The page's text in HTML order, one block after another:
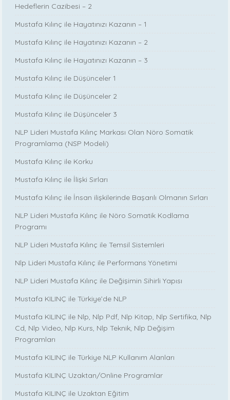
Hedeflerin Cazibesi – 2
Mustafa Kılınç ile Hayatınızı Kazanın – 1
Mustafa Kılınç ile Hayatınızı Kazanın – 2
Mustafa Kılınç ile Hayatınızı Kazanın – 3
Mustafa Kılınç ile Düşünceler 1
Mustafa Kılınç ile Düşünceler 2
Mustafa Kılınç ile Düşünceler 3
NLP Lideri Mustafa Kılınç Markası Olan Nöro Somatik
Programlama (NSP Modeli)
Mustafa Kılınç ile Korku
Mustafa Kılınç ile İlişki Sırları
Mustafa Kılınç ile İnsan ilişkilerinde Başarılı Olmanın Sırları
NLP Lideri Mustafa Kılınç ile Nöro Somatik Kodlama
Programı
NLP Lideri Mustafa Kılınç ile Temsil Sistemleri
Nlp Lideri Mustafa Kılınç ile Performans Yönetimi
NLP Lideri Mustafa Kılınç ile Değişimin Sihirli Yapısı
Mustafa KILINÇ ile Türkiye’de NLP
Mustafa KILINÇ ile Nlp, Nlp Pdf, Nlp Kitap, Nlp Sertifika, Nlp
Cd, Nlp Video, Nlp Kurs, Nlp Teknik, Nlp Değişim
Programları
Mustafa KILINÇ ile Türkiye NLP Kullanım Alanları
Mustafa KILINÇ Uzaktan/Online Programlar
Mustafa KILINÇ ile Uzaktan Eğitim